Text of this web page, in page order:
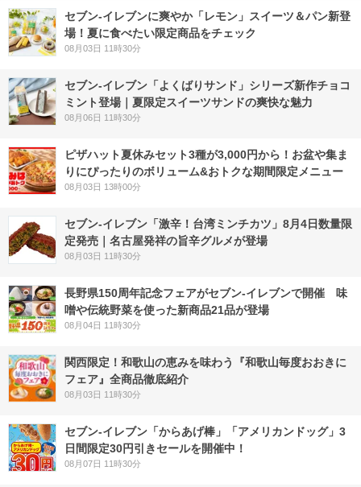
セブン‐イレブンに爽やか「レモン」スイーツ＆パン新登
場！夏に食べたい限定商品をチェック
08月03日 11時30分
セブン‐イレブン「よくばりサンド」シリーズ新作チョコ
ミント登場｜夏限定スイーツサンドの爽快な魅力
08月06日 11時30分
ピザハット夏休みセット3種が3,000円から！お盆や集ま
りにぴったりのボリューム&おトクな期間限定メニュー
08月03日 13時00分
セブン-イレブン「激辛！台湾ミンチカツ」8月4日数量限
定発売｜名古屋発祥の旨辛グルメが登場
08月03日 11時30分
長野県150周年記念フェアがセブン-イレブンで開催 味
噌や伝統野菜を使った新商品21品が登場
08月04日 11時30分
関西限定！和歌山の恵みを味わう『和歌山毎度おおきに
フェア』全商品徹底紹介
08月03日 11時30分
セブン‐イレブン「からあげ棒」「アメリカンドッグ」3
日間限定30円引きセールを開催中！
08月07日 11時30分